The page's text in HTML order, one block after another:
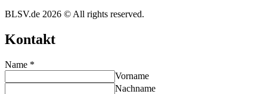
BLSV.de 2026 © All rights reserved.
Kontakt
Name *
Vorname
Nachname